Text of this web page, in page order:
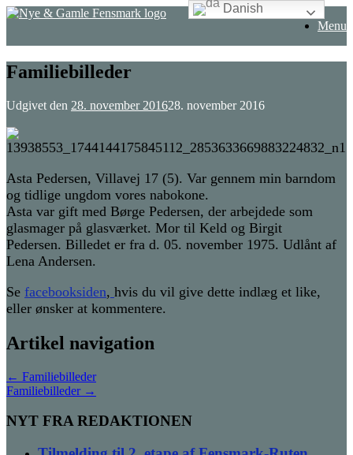
Gå
Menu
Familiebilleder
Udgivet den 28. november 201628. november 2016
Asta Pedersen, Villavej 17 (5). Var gennem min barndom
og tidlige ungdom vores nabokone.
Asta var gift med Børge Pedersen, der arbejdede som
glasmager på glasværket. Mor til Keld og Birgit
Pedersen. Billedet er fra d. 05. november 1975. Udlånt af
Lena Andersen.
Se facebooksiden, hvis du vil give dette indlæg et like,
eller ønsker at kommentere.
Artikel navigation
← Familiebilleder
Familiebilleder →
NYT FRA REDAKTIONEN
Danish